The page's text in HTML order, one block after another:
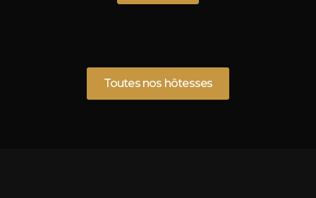
Toutes nos hôtesses